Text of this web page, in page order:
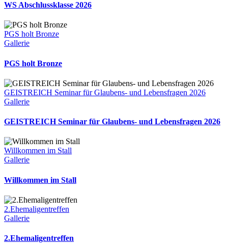
WS Abschlussklasse 2026
PGS holt Bronze
Gallerie
PGS holt Bronze
GEISTREICH Seminar für Glaubens- und Lebensfragen 2026
Gallerie
GEISTREICH Seminar für Glaubens- und Lebensfragen 2026
Willkommen im Stall
Gallerie
Willkommen im Stall
2.Ehemaligentreffen
Gallerie
2.Ehemaligentreffen